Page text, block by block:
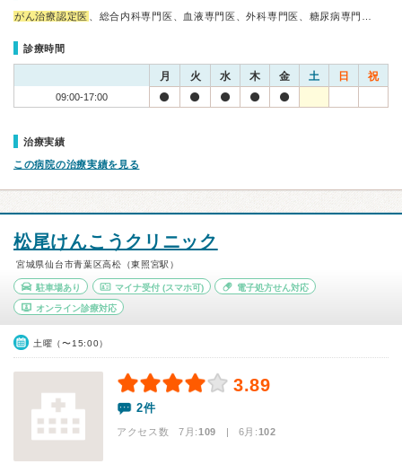
がん治療認定医 、総合内科専門医、血液専門医、外科専門医、糖尿病専門…
診療時間
月 火 水 木 金 土 日 祝
09:00-17:00
治療実績
この病院の治療実績を見る
松尾けんこうクリニック
宮城県仙台市青葉区高松（東照宮駅）
駐車場あり マイナ受付(スマホ可) 電子処方せん対応
オンライン診療対応
土曜（〜15:00）
3.89
2件
アクセス数 7月:109 | 6月:102